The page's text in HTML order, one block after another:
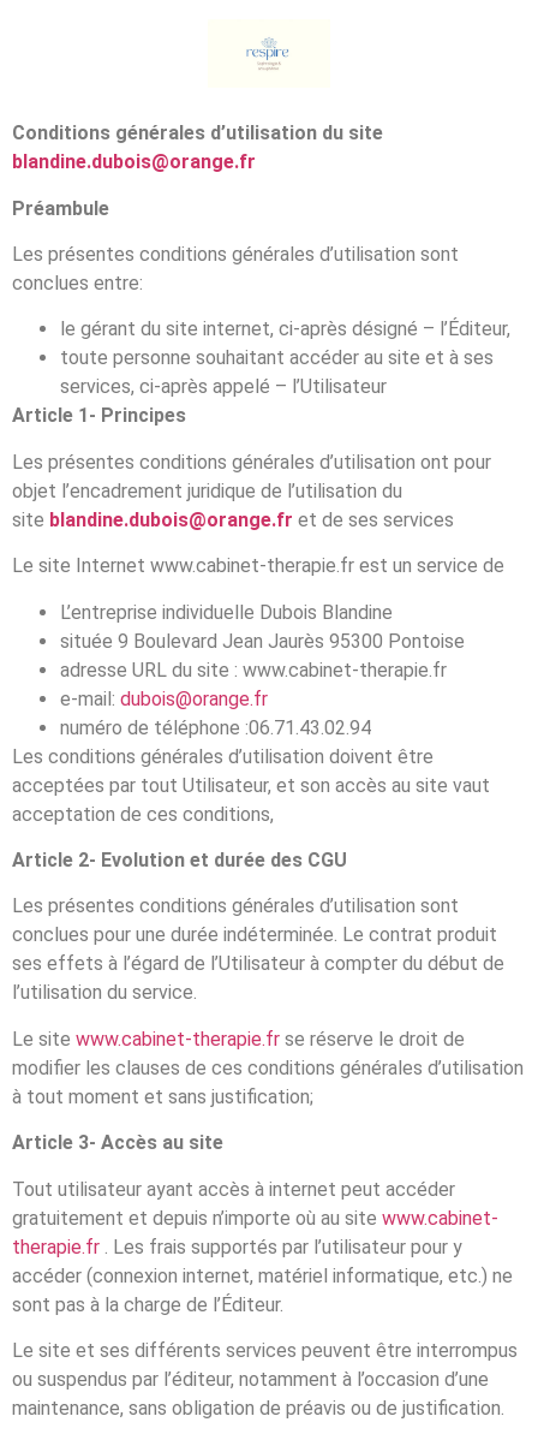
Conditions générales d’utilisation du site
blandine.dubois@orange.fr
Préambule
Les présentes conditions générales d’utilisation sont
conclues entre:
le gérant du site internet, ci-après désigné – l’Éditeur,
toute personne souhaitant accéder au site et à ses
services, ci-après appelé – l’Utilisateur
Article 1- Principes
Les présentes conditions générales d’utilisation ont pour
objet l’encadrement juridique de l’utilisation du
site blandine.dubois@orange.fr et de ses services
Le site Internet www.cabinet-therapie.fr est un service de
L’entreprise individuelle Dubois Blandine
située 9 Boulevard Jean Jaurès 95300 Pontoise
adresse URL du site : www.cabinet-therapie.fr
e-mail: dubois@orange.fr
numéro de téléphone :06.71.43.02.94
Les conditions générales d’utilisation doivent être
acceptées par tout Utilisateur, et son accès au site vaut
acceptation de ces conditions,
Article 2- Evolution et durée des CGU
Les présentes conditions générales d’utilisation sont
conclues pour une durée indéterminée. Le contrat produit
ses effets à l’égard de l’Utilisateur à compter du début de
l’utilisation du service.
Le site www.cabinet-therapie.fr se réserve le droit de
modifier les clauses de ces conditions générales d’utilisation
à tout moment et sans justification;
Article 3- Accès au site
Tout utilisateur ayant accès à internet peut accéder
gratuitement et depuis n’importe où au site www.cabinet-
therapie.fr . Les frais supportés par l’utilisateur pour y
accéder (connexion internet, matériel informatique, etc.) ne
sont pas à la charge de l’Éditeur.
Le site et ses différents services peuvent être interrompus
ou suspendus par l’éditeur, notamment à l’occasion d’une
maintenance, sans obligation de préavis ou de justification.